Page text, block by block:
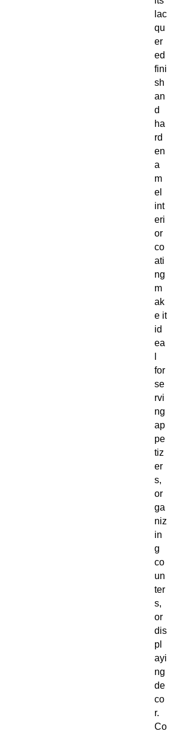
lac
qu
er
ed
fini
sh
an
d
ha
rd
en
a
m
el
int
eri
or
co
ati
ng
m
ak
e it
id
ea
for
se
rvi
ng
ap
pe
tiz
er
s,
or
ga
niz
in
g
co
un
ter
s,
or
dis
pl
ayi
ng
de
co
r.
Co